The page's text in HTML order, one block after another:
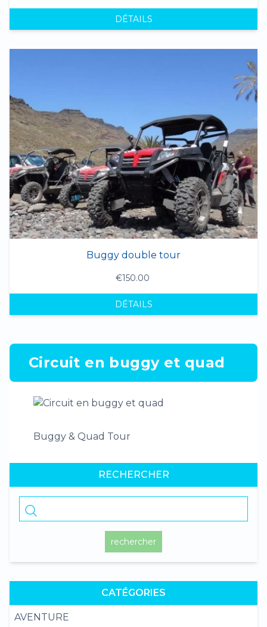
RECHERCHER
rechercher
CATÉGORIES
AVENTURE
DÉTAILS
Buggy double tour
€150.00
DÉTAILS
Circuit en buggy et quad
Buggy & Quad Tour